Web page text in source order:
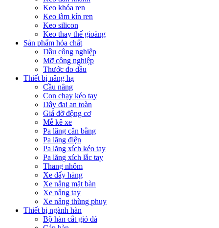
Keo khóa ren
Keo làm kín ren
Keo silicon
Keo thay thế gioăng
Sản phẩm hóa chất
Dầu công nghiệp
Mỡ công nghiệp
Thước đo dầu
Thiết bị nâng hạ
Cầu nâng
Con chạy kéo tay
Dây đai an toàn
Giá đỡ động cơ
Mễ kê xe
Pa lăng cân bằng
Pa lăng điện
Pa lăng xích kéo tay
Pa lăng xích lắc tay
Thang nhôm
Xe đẩy hàng
Xe nâng mặt bàn
Xe nâng tay
Xe nâng thùng phuy
Thiết bị ngành hàn
Bộ hàn cắt gió đá